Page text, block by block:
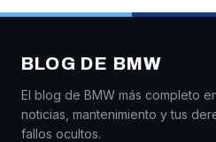
BLOG DE BMW
El blog de BMW más completo
noticias, mantenimiento y tus
fallos ocultos.